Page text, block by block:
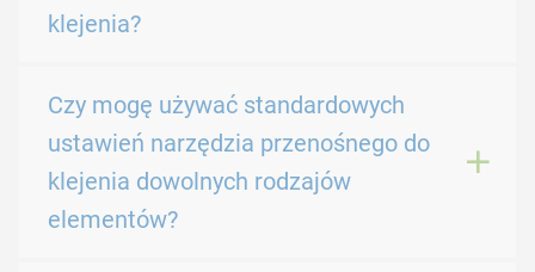
klejenia?
Czy mogę używać standardowych
ustawień narzędzia przenośnego do
klejenia dowolnych rodzajów
elementów?